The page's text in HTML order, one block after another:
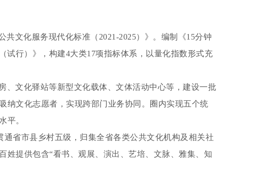
文化服务现代化标准（2021-2025）》。编制《15分钟
试行）》，构建4大类17项指标体系，以量化指数形式充
、文化驿站等新型文化载体、文体活动中心等，建设一批
纳文化志愿者，实现跨部门业务协同。圈内实现五个统
平。
通省市县乡村五级，归集全省各类公共文化机构及相关社
姓提供包含“看书、观展、演出、艺培、文脉、雅集、知